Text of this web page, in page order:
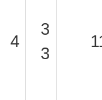
4
3
3